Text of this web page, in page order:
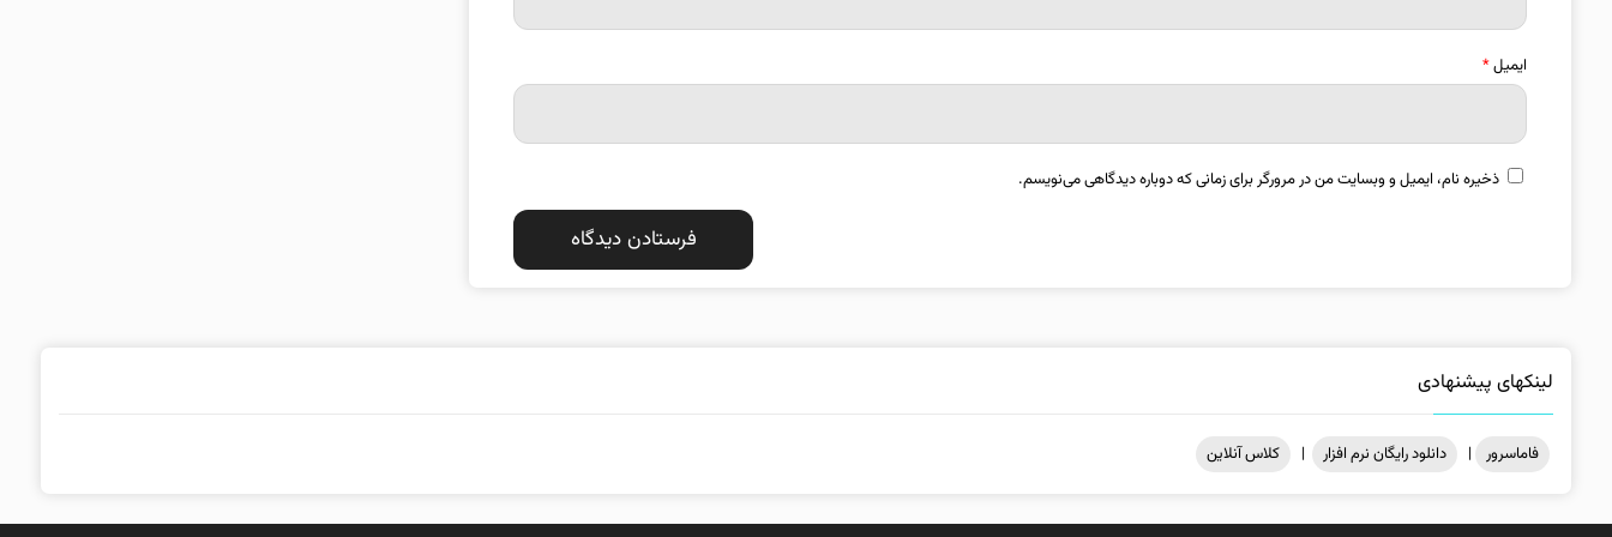
ایمیل*
ذخیره نام، ایمیل و وبسایت من در مرورگر برای زمانی که دوباره دیدگاهی می‌نویسم.
لینکهای پیشنهادی
فاماسرور | دانلود رایگان نرم افزار | کلاس آنلاین